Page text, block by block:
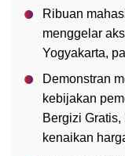
Ribuan
menggelar
Yogyakarta,
Demonstran
kebijakan
Bergizi
kenaikan